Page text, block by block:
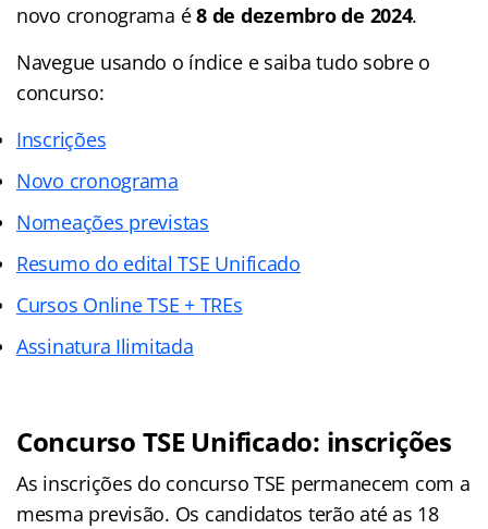
novo cronograma é8 de dezembro de 2024.
Navegue usando o índice e saiba tudo sobre o
concurso:
Inscrições
Novo cronograma
Nomeações previstas
Resumo do edital TSE Unificado
Cursos Online TSE + TREs
Assinatura Ilimitada
Concurso TSE Unificado: inscrições
As inscrições do concurso TSE permanecem com a
mesma previsão. Os candidatos terão até as 18